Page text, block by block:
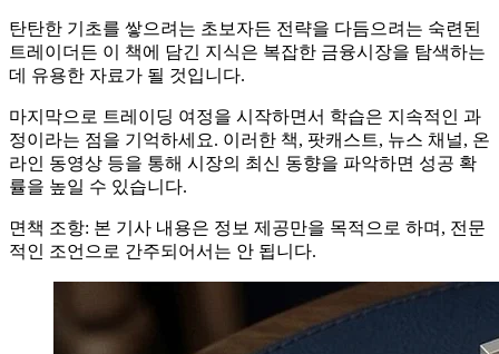
탄탄한 기초를 쌓으려는 초보자든 전략을 다듬으려는 숙련된
트레이더든 이 책에 담긴 지식은 복잡한 금융시장을 탐색하는
데 유용한 자료가 될 것입니다.
마지막으로 트레이딩 여정을 시작하면서 학습은 지속적인 과
정이라는 점을 기억하세요. 이러한 책, 팟캐스트, 뉴스 채널, 온
라인 동영상 등을 통해 시장의 최신 동향을 파악하면 성공 확
률을 높일 수 있습니다.
면책 조항: 본 기사 내용은 정보 제공만을 목적으로 하며, 전문
적인 조언으로 간주되어서는 안 됩니다.